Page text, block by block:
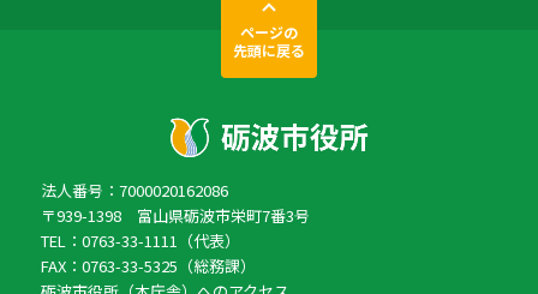
ページの
先頭に戻る
法人番号：7000020162086
〒939-1398 富山県砺波市栄町7番3号
TEL：0763-33-1111（代表）
FAX：0763-33-5325（総務課）